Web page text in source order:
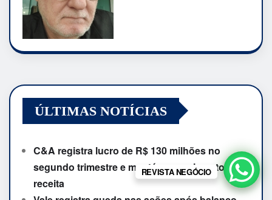
ÚLTIMAS NOTÍCIAS
C&A registra lucro de R$ 130 milhões no
segundo trimestre e mantém crescimento da
receita
REVISTA NEGÓCIO